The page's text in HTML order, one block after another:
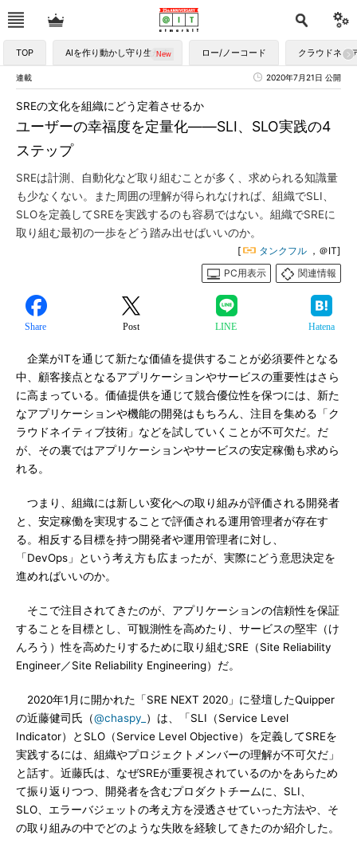
TOP AIを作り動かし守り生かす ロー/ノーコード クラウドネイ
連載 2020年7月21日 公開
ユーザーの幸福度を定量化――SLI、SLO実践の4
ステップ
SREの文化を組織にどう定着させるか
SREは計測、自動化など取り組むことが多く、求められる知識量
も少なくない。また周囲の理解が得られなければ、組織でSLI、
SLOを定義してSREを実践するのも容易ではない。組織でSREに
取り組む最初の一歩をどう踏み出せばいいのか。
[ タンクフル ，＠IT]
PC用表示
関連情報
Share Post LINE Hatena
企業がITを通じて新たな価値を提供することが必須要件となる
中、顧客接点となるアプリケーションやサービスの重要性はさら
に高まっている。価値提供を通じて競合優位性を保つには、新た
なアプリケーションや機能の開発はもちろん、注目を集める「ク
ラウドネイティブ技術」などを試していくことが不可欠だ。だ
が、その裏ではアプリケーションやサービスの安定稼働も求めら
れる。
つまり、組織には新しい変化への取り組みが評価される開発者
と、安定稼働を実現することで評価される運用管理者が存在す
る。相反する目標を持つ開発者や運用管理者に対し、
「DevOps」という考え方も広まったが、実際にどう意思決定を
進めればいいのか。
そこで注目されてきたのが、アプリケーションの信頼性を保証
することを目標とし、可観測性を高めたり、サービスの堅牢（け
んろう）性を高めたりするために取り組むSRE（Site Reliability
Engineer／Site Reliability Engineering）だ。
2020年1月に開かれた「SRE NEXT 2020」に登壇したQuipper
の近藤健司氏（@chaspy_ ）は、「SLI（Service Level
Indicator）とSLO（Service Level Objective）を定義してSREを
実践するには、組織やプロジェクトメンバーの理解が不可欠だ」
と話す。近藤氏は、なぜSREが重要視されているのかをあらため
て振り返りつつ、開発者を含むプロダクトチームに、SLI、
SLO、エラーバジェットの考え方を浸透させていった方法や、そ
の取り組みの中でどのような失敗を経験してきたのか紹介した。